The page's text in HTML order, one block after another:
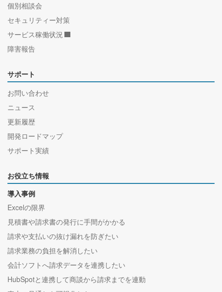
個別相談会
セキュリティー対策
サービス稼働状況
障害報告
サポート
お問い合わせ
ニュース
更新履歴
開発ロードマップ
サポート実績
お役立ち情報
導入事例
Excelの限界
見積書や請求書の発行に手間がかかる
請求や支払いの抜け漏れを防ぎたい
請求業務の負担を解消したい
会計ソフトへ請求データを連携したい
HubSpotと連携して商談から請求までを連動